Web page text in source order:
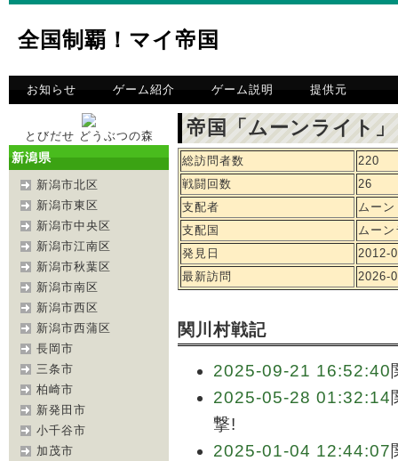
全国制覇！マイ帝国
お知らせ ゲーム紹介 ゲーム説明 提供元
とびだせ どうぶつの森
新潟県
新潟市北区
新潟市東区
新潟市中央区
新潟市江南区
新潟市秋葉区
新潟市南区
新潟市西区
新潟市西蒲区
長岡市
三条市
柏崎市
新発田市
小千谷市
加茂市
帝国「ムーンライト
総訪問者数
220
戦闘回数
26
支配者
ムーン
支配国
ムー
発見日
2012-
最新訪問
2026-
関川村戦記
2025-09-21 16:52:40
2025-05-28 01:32:14
撃!
2025-01-04 12:44:07